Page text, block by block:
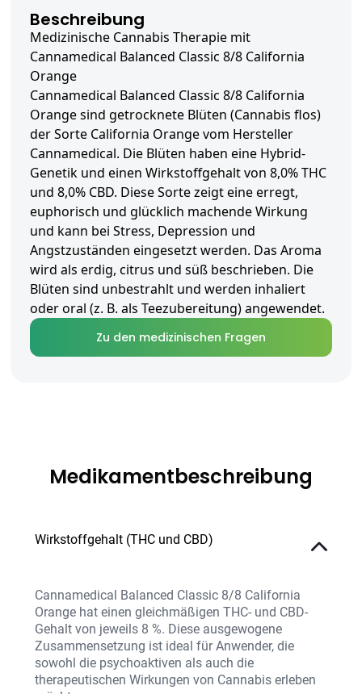
Beschreibung
Medizinische Cannabis Therapie mit
Cannamedical Balanced Classic 8/8 California
Orange
Cannamedical Balanced Classic 8/8 California
Orange sind getrocknete Blüten (Cannabis flos)
der Sorte California Orange vom Hersteller
Cannamedical. Die Blüten haben eine Hybrid-
Genetik und einen Wirkstoffgehalt von 8,0% THC
und 8,0% CBD. Diese Sorte zeigt eine erregt,
euphorisch und glücklich machende Wirkung
und kann bei Stress, Depression und
Angstzuständen eingesetzt werden. Das Aroma
wird als erdig, citrus und süß beschrieben. Die
Blüten sind unbestrahlt und werden inhaliert
oder oral (z. B. als Teezubereitung) angewendet.
Zu den medizinischen Fragen
Medikamentbeschreibung
Wirkstoffgehalt (THC und CBD)
Cannamedical Balanced Classic 8/8 California
Orange hat einen gleichmäßigen THC- und CBD-
Gehalt von jeweils 8 %. Diese ausgewogene
Zusammensetzung ist ideal für Anwender, die
sowohl die psychoaktiven als auch die
therapeutischen Wirkungen von Cannabis erleben